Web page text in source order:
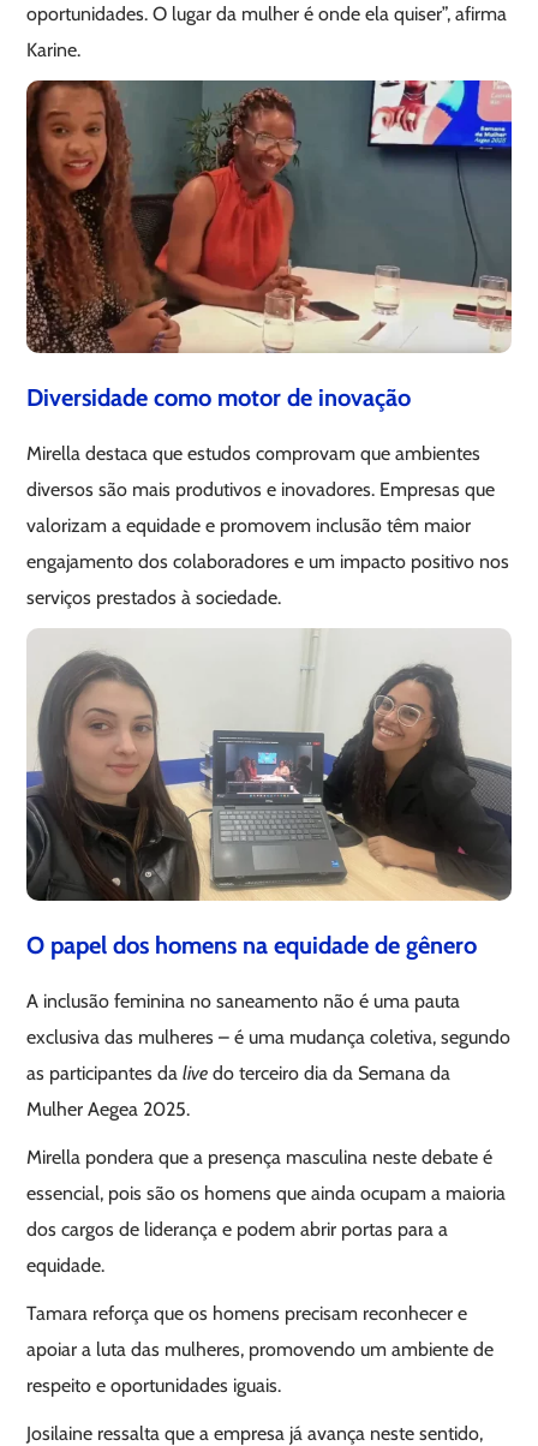
oportunidades. O lugar da mulher é onde ela quiser”, afirma
Karine.
Diversidade como motor de inovação
Mirella destaca que estudos comprovam que ambientes
diversos são mais produtivos e inovadores. Empresas que
valorizam a equidade e promovem inclusão têm maior
engajamento dos colaboradores e um impacto positivo nos
serviços prestados à sociedade.
O papel dos homens na equidade de gênero
A inclusão feminina no saneamento não é uma pauta
exclusiva das mulheres – é uma mudança coletiva, segundo
as participantes dalive do terceiro dia da Semana da
Mulher Aegea 2025.
Mirella pondera que a presença masculina neste debate é
essencial, pois são os homens que ainda ocupam a maioria
dos cargos de liderança e podem abrir portas para a
equidade.
Tamara reforça que os homens precisam reconhecer e
apoiar a luta das mulheres, promovendo um ambiente de
respeito e oportunidades iguais.
Josilaine ressalta que a empresa já avança neste sentido,